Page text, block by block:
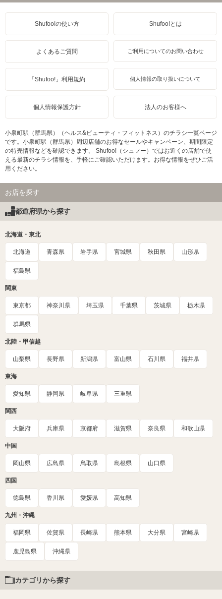
Shufoo!の使い方 Shufoo!とは
よくあるご質問 ご利用についてのお問い合わせ
「Shufoo!」利用規約 個人情報の取り扱いについて
個人情報保護方針 法人のお客様へ
小泉町駅（群馬県）（ヘルス&ビューティ・フィットネス）のチラシ一覧ページ
です。小泉町駅（群馬県）周辺店舗のお得なセールやキャンペーン、期間限定
の特売情報などを確認できます。 Shufoo!（シュフー）ではお近くの店舗で使
える最新のチラシ情報を、手軽にご確認いただけます。お得な情報をぜひご活
用ください。
お店を探す
都道府県から探す
北海道・東北
北海道 青森県 岩手県 宮城県 秋田県 山形県
福島県
関東
東京都 神奈川県 埼玉県 千葉県 茨城県 栃木県
群馬県
北陸・甲信越
山梨県 長野県 新潟県 富山県 石川県 福井県
東海
愛知県 静岡県 岐阜県 三重県
関西
大阪府 兵庫県 京都府 滋賀県 奈良県 和歌山県
中国
岡山県 広島県 鳥取県 島根県 山口県
四国
徳島県 香川県 愛媛県 高知県
九州・沖縄
福岡県 佐賀県 長崎県 熊本県 大分県 宮崎県
鹿児島県 沖縄県
カテゴリから探す